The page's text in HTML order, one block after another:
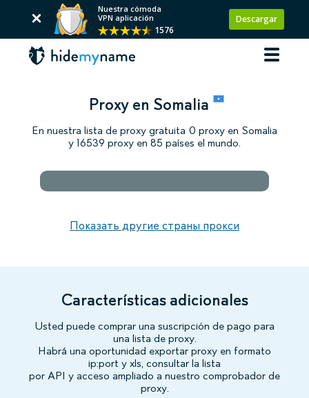
Nuestra cómoda
VPN aplicación
1576
Descargar
Proxy en Somalia
En nuestra lista de proxy gratuita 0 proxy en Somalia
y 16539 proxy en 85 países el mundo.
Показать другие страны прокси
Características adicionales
Usted puede comprar una suscripción de pago para
una lista de proxy.
Habrá una oportunidad exportar proxy en formato
ip:port y xls, consultar la lista
por API y acceso ampliado a nuestro comprobador de
proxy.